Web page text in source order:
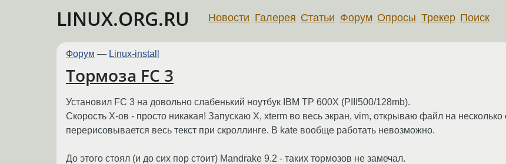
LINUX.ORG.RU Новости Галерея Статьи Форум Опросы Трекер Поиск
Форум — Linux-install
Тормоза FC 3
Установил FC 3 на довольно слабенький ноутбук IBM TP 600X (PIII500/128mb).
Скорость X-ов - просто никакая! Запускаю X, xterm во весь экран, vim, открываю файл на несколько
перерисовывается весь текст при скроллинге. В kate вообще работать невозможно.
До этого стоял (и до сих пор стоит) Mandrake 9.2 - таких тормозов не замечал.